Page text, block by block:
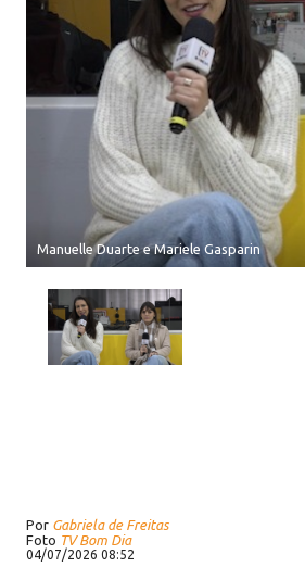
Manuelle Duarte e Mariele Gasparin
Por Gabriela de Freitas
Foto TV Bom Dia
04/07/2026 08:52